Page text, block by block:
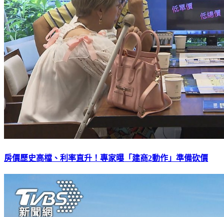
房價歷史高檔、利率直升！專家曝「建商2動作」準備砍價